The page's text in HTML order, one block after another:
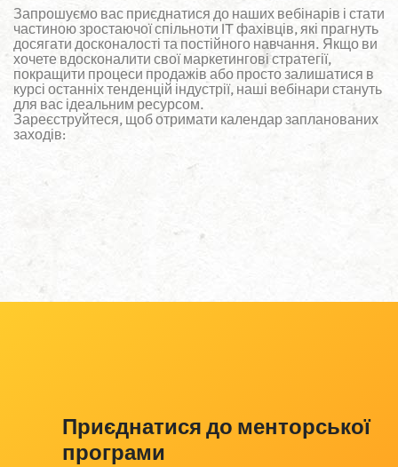
Запрошуємо вас приєднатися до наших вебінарів і стати
частиною зростаючої спільноти IT фахівців, які прагнуть
досягати досконалості та постійного навчання. Якщо ви
хочете вдосконалити свої маркетингові стратегії,
покращити процеси продажів або просто залишатися в
курсі останніх тенденцій індустрії, наші вебінари стануть
для вас ідеальним ресурсом.
Зареєструйтеся, щоб отримати календар запланованих
заходів:
Приєднатися до менторської
програми